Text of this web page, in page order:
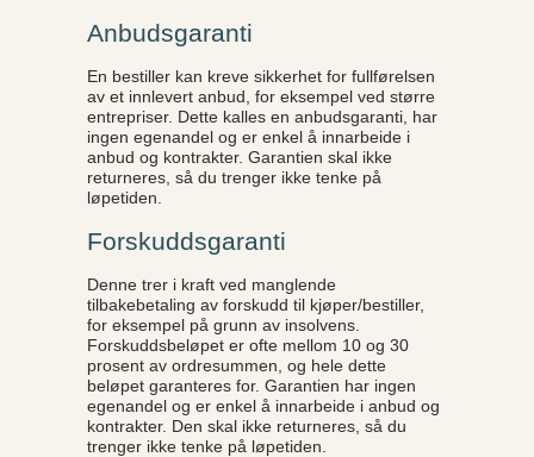
Anbudsgaranti
En bestiller kan kreve sikkerhet for fullførelsen
av et innlevert anbud, for eksempel ved større
entrepriser. Dette kalles en anbudsgaranti, har
ingen egenandel og er enkel å innarbeide i
anbud og kontrakter. Garantien skal ikke
returneres, så du trenger ikke tenke på
løpetiden.
Forskuddsgaranti
Denne trer i kraft ved manglende
tilbakebetaling av forskudd til kjøper/bestiller,
for eksempel på grunn av insolvens.
Forskuddsbeløpet er ofte mellom 10 og 30
prosent av ordresummen, og hele dette
beløpet garanteres for. Garantien har ingen
egenandel og er enkel å innarbeide i anbud og
kontrakter. Den skal ikke returneres, så du
trenger ikke tenke på løpetiden.